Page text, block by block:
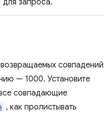
для запроса.
совпадений
— 1000. Установите
совпадающие
, как пролистывать